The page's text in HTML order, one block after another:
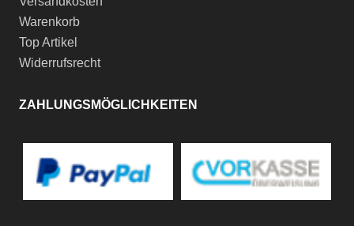
Warenkorb
Top Artikel
Widerrufsrecht
ZAHLUNGSMÖGLICHKEITEN